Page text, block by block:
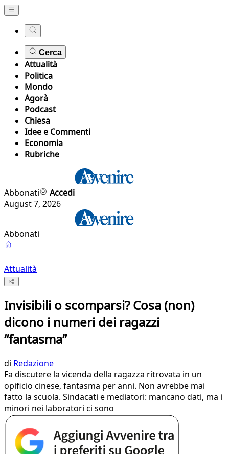
Cerca
Attualità
Politica
Mondo
Agorà
Podcast
Chiesa
Idee e Commenti
Economia
Rubriche
Abbonati
Accedi
August 7, 2026
Abbonati
Attualità
Invisibili o scomparsi? Cosa (non)
dicono i numeri dei ragazzi
“fantasma”
di Redazione
Fa discutere la vicenda della ragazza ritrovata in un
opificio cinese, fantasma per anni. Non avrebbe mai
fatto la scuola. Sindacati e mediatori: mancano dati, ma i
minori nei laboratori ci sono